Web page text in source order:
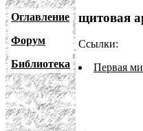
Оглавление
Форум
Библиотека
щитовая
Ссылки:
Первая